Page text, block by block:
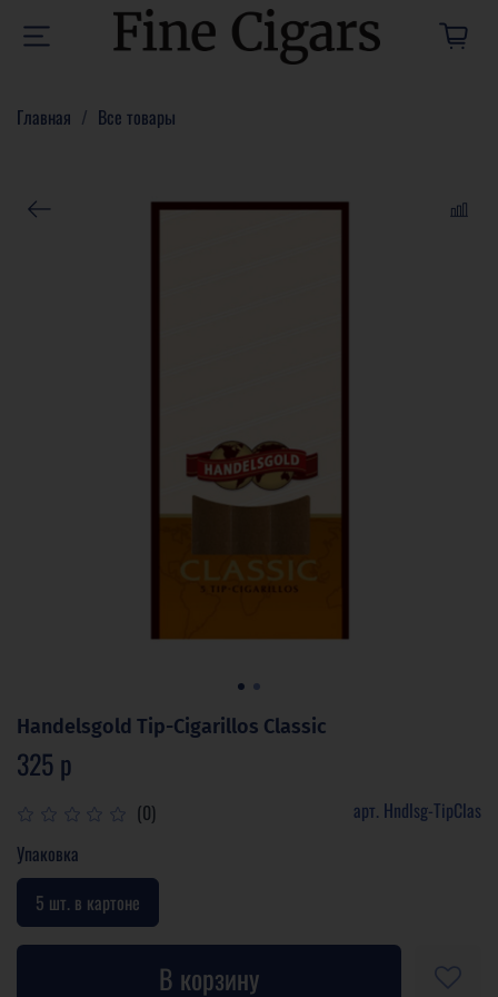
Главная Все товары
(0) арт. Hndlsg-TipClas
Handelsgold Tip-Cigarillos Classic
325 р
В корзину
Упаковка
5 шт. в картоне